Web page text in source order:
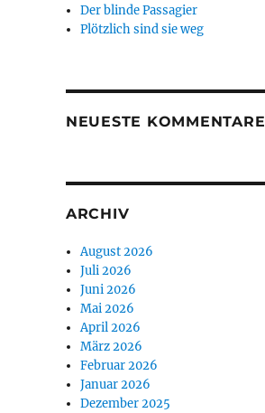
Der blinde Passagier
Plötzlich sind sie weg
NEUESTE KOMMENTARE
ARCHIV
August 2026
Juli 2026
Juni 2026
Mai 2026
April 2026
März 2026
Februar 2026
Januar 2026
Dezember 2025